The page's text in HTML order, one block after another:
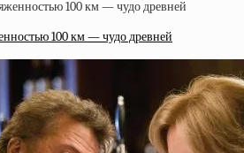
100 км — чудо древней